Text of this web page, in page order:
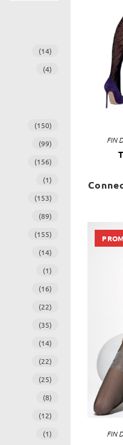
(14)
(4)
(150)
(99)
(156)
(1)
(153)
(89)
(155)
(14)
(1)
(16)
(22)
(35)
(14)
(22)
(25)
(8)
(12)
(1)
FIN
FIN